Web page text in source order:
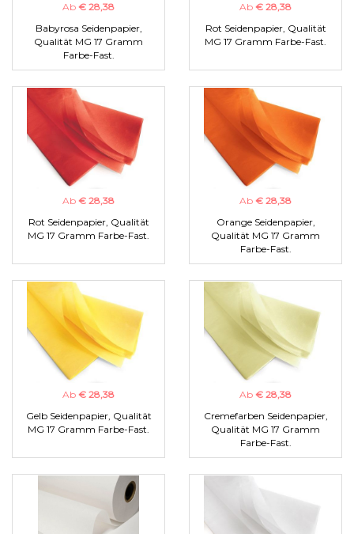
Ab € 28,38
Babyrosa Seidenpapier,
Qualität MG 17 Gramm
Farbe-Fast.
Ab € 28,38
Rot Seidenpapier, Qualität
MG 17 Gramm Farbe-Fast.
Ab € 28,38
Rot Seidenpapier, Qualität
MG 17 Gramm Farbe-Fast.
Ab € 28,38
Orange Seidenpapier,
Qualität MG 17 Gramm
Farbe-Fast.
Ab € 28,38
Gelb Seidenpapier, Qualität
MG 17 Gramm Farbe-Fast.
Ab € 28,38
Cremefarben Seidenpapier,
Qualität MG 17 Gramm
Farbe-Fast.